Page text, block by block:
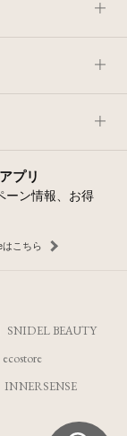
プリ
ーン情報、お得
はこちら
SNIDEL BEAUTY
ecostore
INNERSENSE